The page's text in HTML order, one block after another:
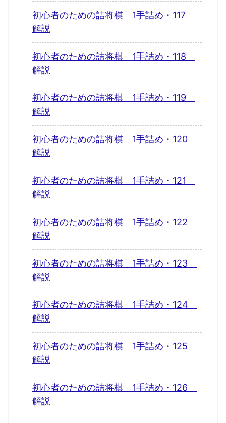
初心者のための詰将棋 1手詰め・117
解説
初心者のための詰将棋 1手詰め・118
解説
初心者のための詰将棋 1手詰め・119
解説
初心者のための詰将棋 1手詰め・120
解説
初心者のための詰将棋 1手詰め・121
解説
初心者のための詰将棋 1手詰め・122
解説
初心者のための詰将棋 1手詰め・123
解説
初心者のための詰将棋 1手詰め・124
解説
初心者のための詰将棋 1手詰め・125
解説
初心者のための詰将棋 1手詰め・126
解説